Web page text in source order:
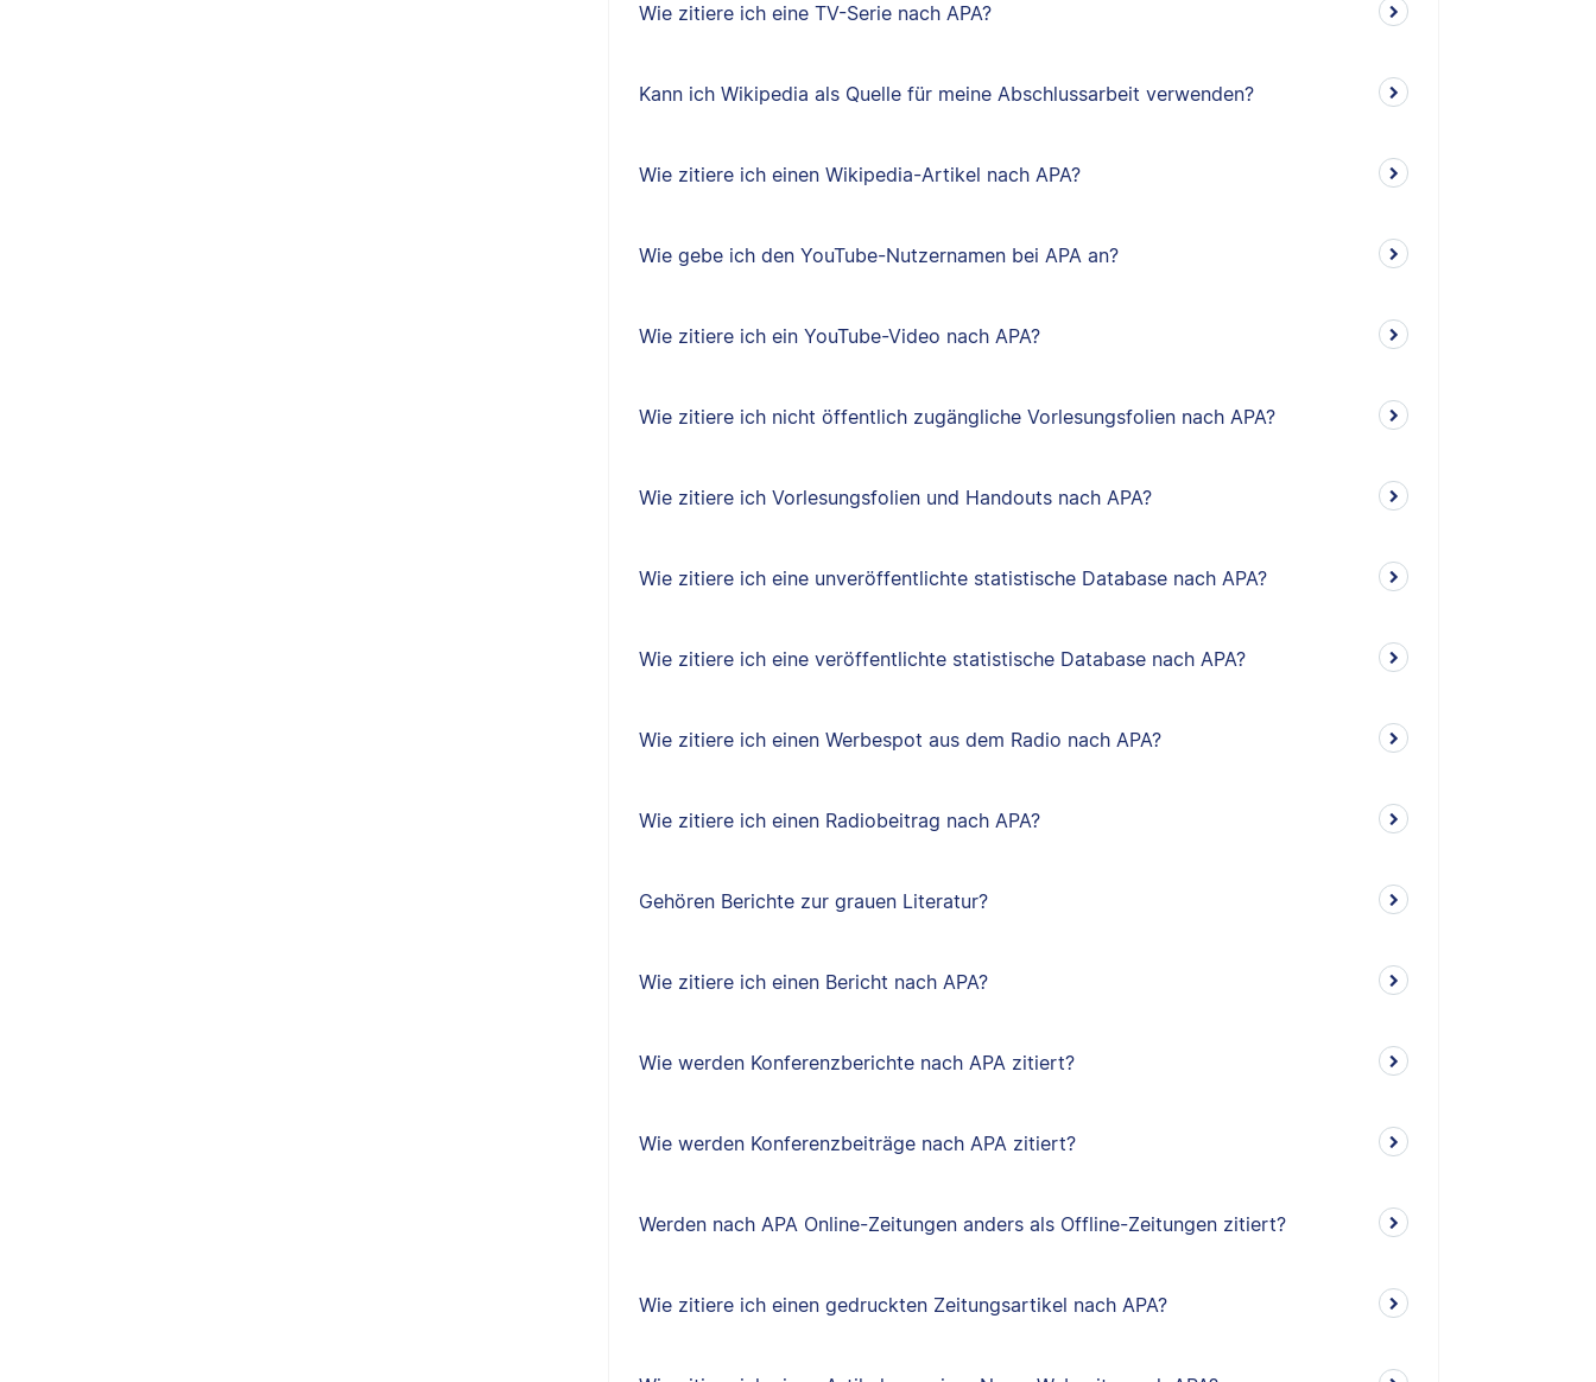
Wie zitiere ich eine TV-Serie nach APA?
Kann ich Wikipedia als Quelle für meine Abschlussarbeit verwenden?
Wie zitiere ich einen Wikipedia-Artikel nach APA?
Wie gebe ich den YouTube-Nutzernamen bei APA an?
Wie zitiere ich ein YouTube-Video nach APA?
Wie zitiere ich nicht öffentlich zugängliche Vorlesungsfolien nach APA?
Wie zitiere ich Vorlesungsfolien und Handouts nach APA?
Wie zitiere ich eine unveröffentlichte statistische Database nach APA?
Wie zitiere ich eine veröffentlichte statistische Database nach APA?
Wie zitiere ich einen Werbespot aus dem Radio nach APA?
Wie zitiere ich einen Radiobeitrag nach APA?
Gehören Berichte zur grauen Literatur?
Wie zitiere ich einen Bericht nach APA?
Wie werden Konferenzberichte nach APA zitiert?
Wie werden Konferenzbeiträge nach APA zitiert?
Werden nach APA Online-Zeitungen anders als Offline-Zeitungen zitiert?
Wie zitiere ich einen gedruckten Zeitungsartikel nach APA?